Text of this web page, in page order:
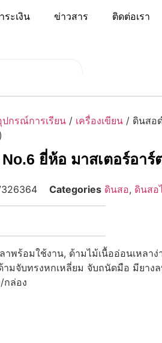
ะเงิน ข่าวสาร ติดต่อเรา
ปกรณ์การเรียน / เครื่องเขียน / ดินสอ
ยี่ห้อ มาสเตอร์อาร์
Categories ดินสอ, ดินสอ
พร้อมใช้งาน, ด้ามไม้เนื้ออ่อนเหลาง่
ามจับทรงหกเหลี่ยม จับถนัดมือ มียาง
กล่อง